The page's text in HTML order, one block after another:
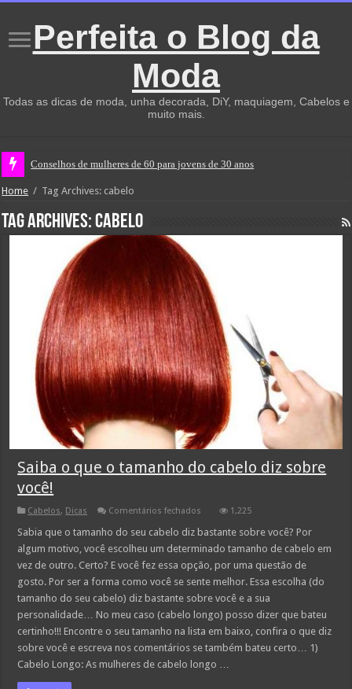
Perfeita o Blog da
Moda
Todas as dicas de moda, unha decorada, DiY, maquiagem, Cabelos e
muito mais.
Conselhos de mulheres de 60 para jovens de 30 anos
Home / Tag Archives: cabelo
Tag Archives:cabelo
Saiba o que o tamanho do cabelo diz sobre
você!
Cabelos, Dicas Comentários fechados
o
o
tamanho
do
cabelo
sobre
você!
1,225
Sabia que o tamanho do seu cabelo diz bastante sobre você? Por
algum motivo, você escolheu um determinado tamanho de cabelo em
vez de outro. Certo? E você fez essa opção, por uma questão de
gosto. Por ser a forma como você se sente melhor. Essa escolha (do
tamanho do seu cabelo) diz bastante sobre você e a sua
personalidade… No meu caso (cabelo longo) posso dizer que bateu
certinho!!! Encontre o seu tamanho na lista em baixo, confira o que diz
sobre você e escreva nos comentários se também bateu certo… 1)
Cabelo Longo: As mulheres de cabelo longo …